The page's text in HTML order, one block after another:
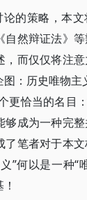
的策略，本
自然辩证法》
，而仅仅将注
：历史唯物主
更恰当的名目
够成为一种完
了笔者对于本
”何以是一种